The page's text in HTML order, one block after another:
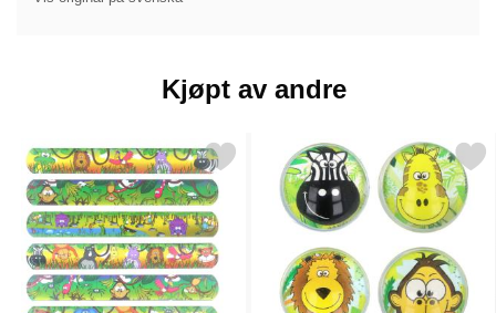
Kjøpt av andre
slap Bracelet Slapwrap Bånd Jungeldyr som favoritt
Merk sprettball